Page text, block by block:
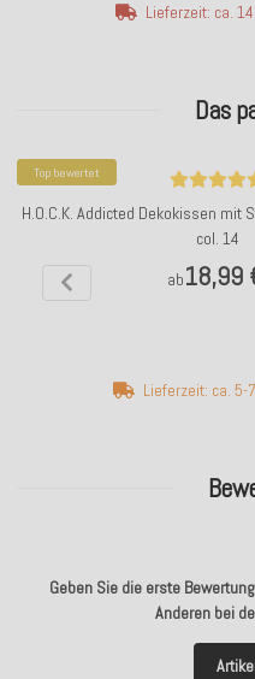
Geben Sie die erste
Anderen bei
Lieferzeit: ca.
Das
Top bewertet
H.O.C.K. Addicted Dekokissen mit
col. 14
ab18,99
Lieferzeit: ca. 5-